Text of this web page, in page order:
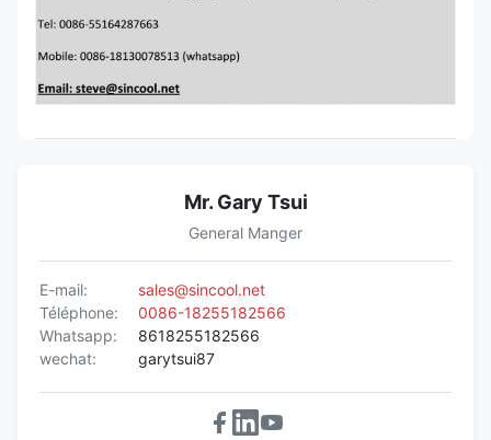
Mr. Gary Tsui
General Manger
E-mail:
sales@sincool.net
Téléphone:
0086-18255182566
Whatsapp:
8618255182566
wechat:
garytsui87